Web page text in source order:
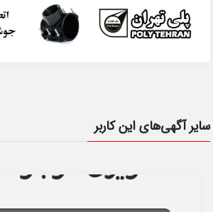
سایر آگهی‌های این کاربر